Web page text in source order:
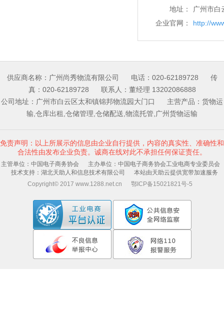
地址：
广州市白
企业官网：
http://
供应商名称：广州尚秀物流有限公司 电话：020-62189728 传
真：020-62189728 联系人：董经理 13202086888
公司地址：广州市白云区太和镇锦邦物流园大门口 主营产品：货物运
输,仓库出租,仓储管理,仓储配送,物流托管,广州货物运输
免责声明：以上所展示的信息由企业自行提供，内容的真实性、准确性和
合法性由发布企业负责。诚商在线对此不承担任何保证责任。
主管单位：中国电子商务协会 主办单位：中国电子商务协会工业电商专业委员会
技术支持：湖北天助人和信息技术有限公司 本站由天助云提供宽带加速服务
Copyright© 2017 www.1288.net.cn 鄂ICP备15021821号-5